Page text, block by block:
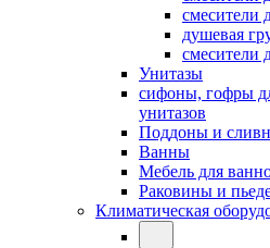
смесители
душевая
смесители
Унитазы
сифоны, гофры
унитазов
Поддоны и
Ванны
Мебель для
Раковины и
Климатическая